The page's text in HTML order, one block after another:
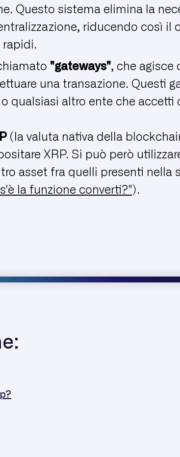
Questo sistema elimina la
riducendo così il
rapidi.
"gateways", che agisce
una transazione. Questi
qualsiasi altro ente che accetti
(la valuta nativa della
XRP. Si può però
asset fra quelli presenti nella
la funzione converti?").